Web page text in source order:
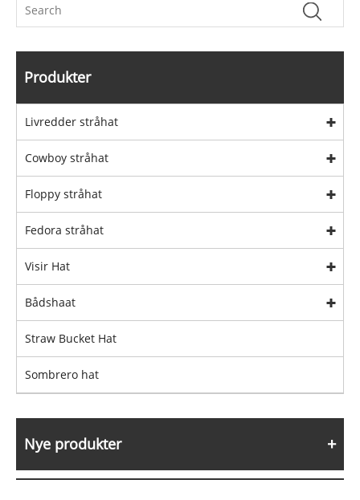
Produkter
Livredder stråhat
Cowboy stråhat
Floppy stråhat
Fedora stråhat
Visir Hat
Bådshaat
Straw Bucket Hat
Sombrero hat
Nye produkter